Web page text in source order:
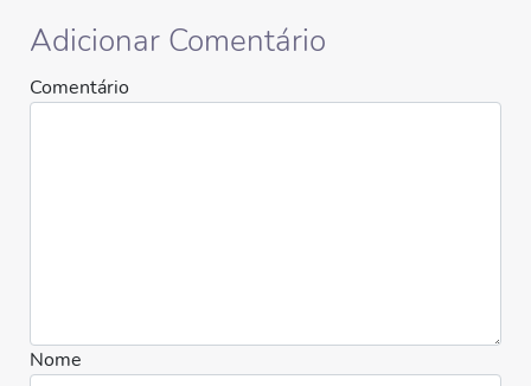
Adicionar Comentário
Comentário
Nome